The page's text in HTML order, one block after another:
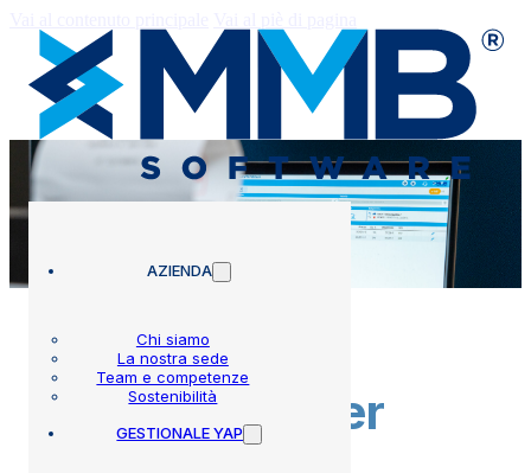
AZIENDA
Chi siamo
La nostra sede
Team e competenze
Sostenibilità
GESTIONALE YAP
e-Ticket Power